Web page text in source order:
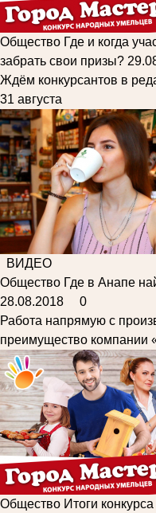
Общество Где и когда
забрать свои призы?
Ждём конкурсантов в
31 августа
ВИДЕО
Общество Где в Анапе
28.08.2018
0
Работа напрямую с
преимущество компании
Общество Итоги